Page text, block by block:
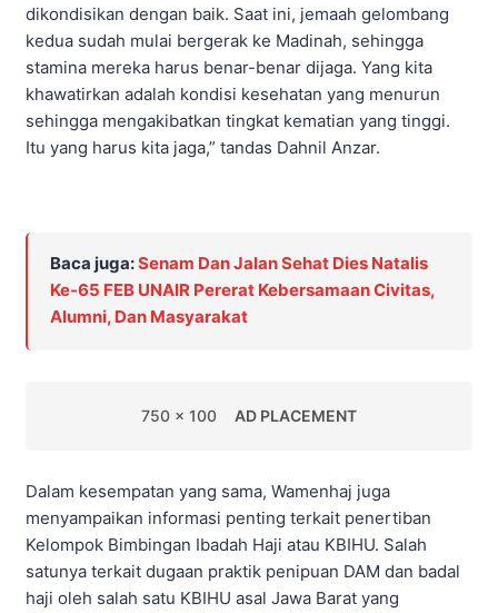
dikondisikan dengan baik. Saat ini, jemaah gelombang
kedua sudah mulai bergerak ke Madinah, sehingga
stamina mereka harus benar-benar dijaga. Yang kita
khawatirkan adalah kondisi kesehatan yang menurun
sehingga mengakibatkan tingkat kematian yang tinggi.
Itu yang harus kita jaga,” tandas Dahnil Anzar.
Baca juga:Senam Dan Jalan Sehat Dies Natalis
Ke-65 FEB UNAIR Pererat Kebersamaan Civitas,
Alumni, Dan Masyarakat
750 x 100 AD PLACEMENT
Dalam kesempatan yang sama, Wamenhaj juga
menyampaikan informasi penting terkait penertiban
Kelompok Bimbingan Ibadah Haji atau KBIHU. Salah
satunya terkait dugaan praktik penipuan DAM dan badal
haji oleh salah satu KBIHU asal Jawa Barat yang